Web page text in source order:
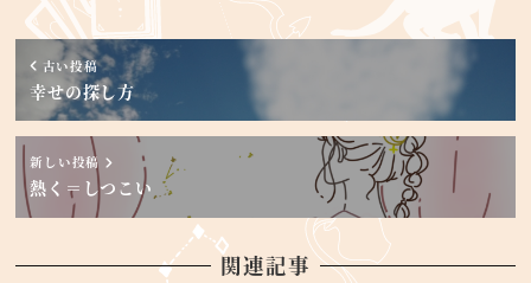
古い投稿
幸せの探し方
新しい投稿
熱く＝しつこい
関連記事